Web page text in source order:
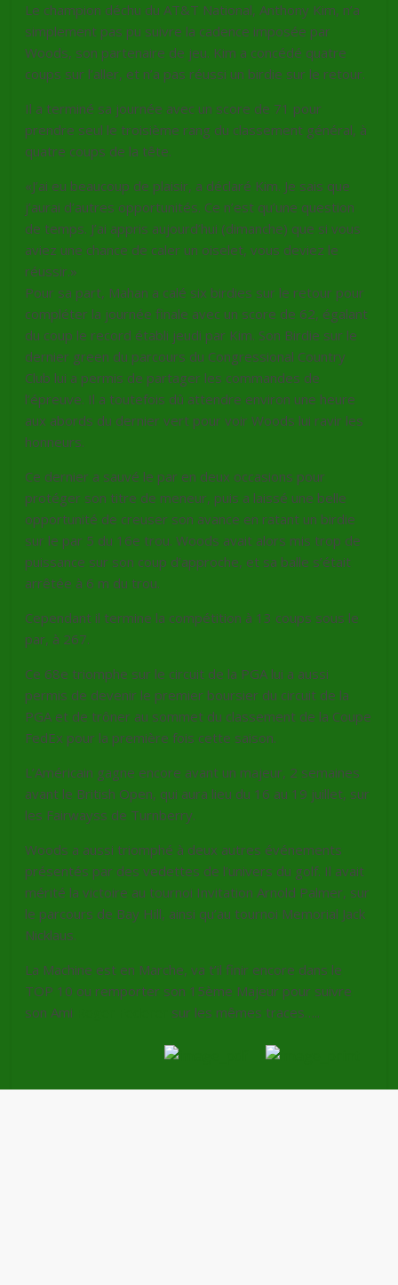
Le champion déchu du AT&T National, Anthony Kim, n’a
simplement pas pu suivre la cadence imposée par
Woods, son partenaire de jeu. Kim a concédé quatre
coups sur l’aller, et n’a pas réussi un birdie sur le retour.
Il a terminé sa journée avec un score de 71 pour
prendre seul le troisième rang du classement général, à
quatre coups de la tête.
«J’ai eu beaucoup de plaisir, a déclaré Kim. Je sais que
j’aurai d’autres opportunités. Ce n’est qu’une question
de temps. J’ai appris aujourd’hui (dimanche) que si vous
aviez une chance de caler un oiselet, vous deviez le
réussir.»
Pour sa part, Mahan a calé six birdies sur le retour pour
compléter la journée finale avec un score de 62, égalant
du coup le record établi jeudi par Kim. Son Birdie sur le
dernier green du parcours du Congressional Country
Club lui a permis de partager les commandes de
l’épreuve. Il a toutefois dû attendre environ une heure
aux abords du dernier vert pour voir Woods lui ravir les
honneurs.
Ce dernier a sauvé le par en deux occasions pour
protéger son titre de meneur, puis a laissé une belle
opportunité de creuser son avance en ratant un birdie
sur le par 5 du 16e trou. Woods avait alors mis trop de
puissance sur son coup d’approche, et sa balle s’était
arrêtée à 6 m du trou.
Cependant il termine la compétition à 13 coups sous le
par, à 267.
Ce 68e triomphe sur le circuit de la PGA lui a aussi
permis de devenir le premier boursier du circuit de la
PGA et de trôner au sommet du classement de la Coupe
FedEx pour la première fois cette saison.
L’Américain gagne encore avant un majeur, 2 semaines
avant le British Open, qui aura lieu du 16 au 19 juillet, sur
les Fairwayss de Turnberry.
Woods a aussi triomphé à deux autres événements
présentés par des vedettes de l’univers du golf. Il avait
mérité la victoire au tournoi Invitation Arnold Palmer, sur
le parcours de Bay Hill, ainsi qu’au tournoi Memorial Jack
Nicklaus.
La Machine est en Marche, va t’il finir encore dans le
TOP 10 ou remporter son 15ème Majeur pour suivre
son Ami
sur les mêmes traces…..